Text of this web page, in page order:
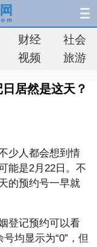
财经
社会
视频 旅游
居然是这天？
少人都会想到情
能是2月22日。不
的预约号一早就
登记预约可以看
均显示为“0”，但